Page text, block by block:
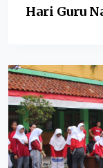
Hari Guru